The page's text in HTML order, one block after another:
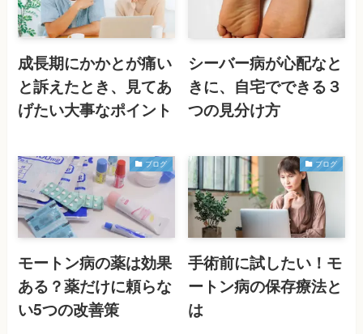
成長期にかかとが痛い
と訴えたとき、見てあ
げたい大事なポイント
シーバー病が心配なと
きに、自宅でできる３
つの見分け方
ブログ
モートン病の薬は効果
ある？薬だけに頼らな
い5つの改善策
ブログ
手術前に試したい！モ
ートン病の保存療法と
は